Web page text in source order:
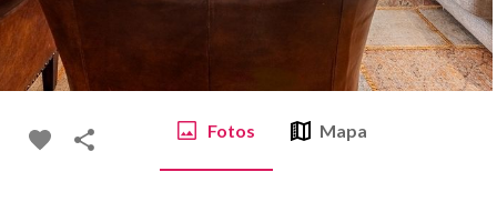
Fotos Mapa